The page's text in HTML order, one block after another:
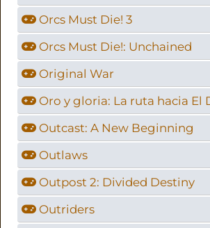
Orcs Must Die! 3
Orcs Must Die!: Unchained
Original War
Oro y gloria: La ruta hacia El
Outcast: A New Beginning
Outlaws
Outpost 2: Divided Destiny
Outriders